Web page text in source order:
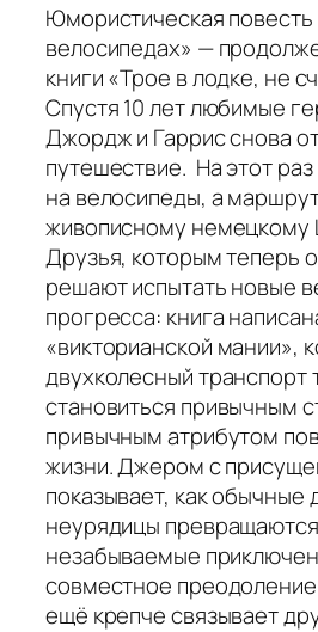
Юмористическая
велосипедах» —
книги «Трое в лодке, не
Спустя 10 лет любимые
Джордж и Гаррис снова
путешествие. На этот
на велосипеды, а
живописному немецкому
Друзья, которым теперь
решают испытать новые
прогресса: книга
«викторианской мании»,
двухколесный транспорт
становиться привычным
привычным атрибутом
жизни.Джером с
показывает, как
неурядицы
незабываемые
совместное
ещё крепче связывает